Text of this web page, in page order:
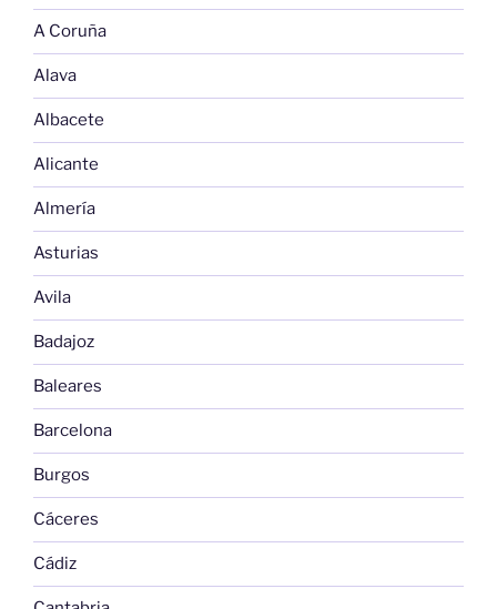
A Coruña
Alava
Albacete
Alicante
Almería
Asturias
Avila
Badajoz
Baleares
Barcelona
Burgos
Cáceres
Cádiz